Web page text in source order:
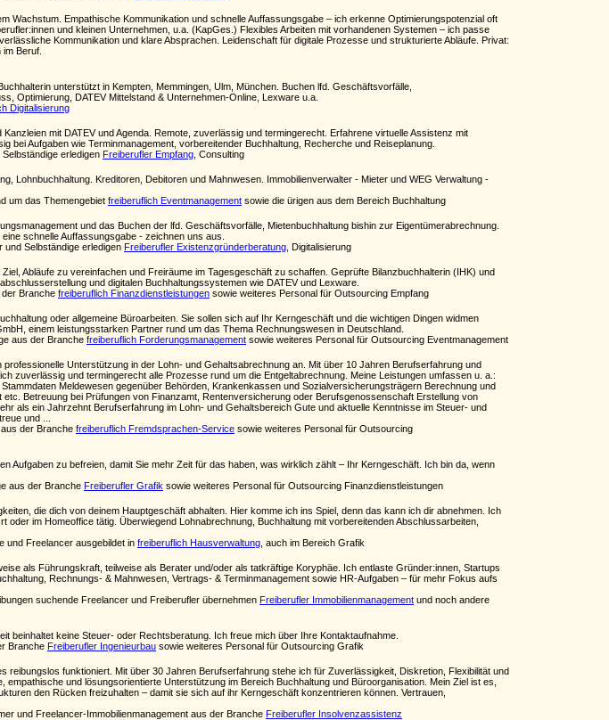
Wachstum. Empathische Kommunikation und schnelle Auffassungsgabe – ich erkenne Optimierungspotenzial oft
und kleinen Unternehmen, u.a. (KapGes.) Flexibles Arbeiten mit vorhandenen Systemen – ich passe
Kommunikation und klare Absprachen. Leidenschaft für digitale Prozesse und strukturierte Abläufe. Privat:
Beruf.
unterstützt in Kempten, Memmingen, Ulm, München. Buchen lfd. Geschäftsvorfälle,
Optimierung, DATEV Mittelstand & Unternehmen-Online, Lexware u.a.
Digitalisierung
mit DATEV und Agenda. Remote, zuverlässig und termingerecht. Erfahrene virtuelle Assistenz mit
Aufgaben wie Terminmanagement, vorbereitender Buchhaltung, Recherche und Reiseplanung.
erledigen Freiberufler Empfang , Consulting
Lohnbuchhaltung. Kreditoren, Debitoren und Mahnwesen. Immobilienverwalter - Mieter und WEG Verwaltung -
um das Themengebiet freiberuflich Eventmanagement sowie die ürigen aus dem Bereich Buchhaltung
und das Buchen der lfd. Geschäftsvorfälle, Mietenbuchhaltung bishin zur Eigentümerabrechnung.
schnelle Auffassungsgabe - zeichnen uns aus.
und Selbständige erledigen Freiberufler Existenzgründerberatung , Digitalisierung
Abläufe zu vereinfachen und Freiräume im Tagesgeschäft zu schaffen. Geprüfte Bilanzbuchhalterin (IHK) und
und digitalen Buchhaltungssystemen wie DATEV und Lexware.
Branche freiberuflich Finanzdienstleistungen sowie weiteres Personal für Outsourcing Empfang
oder allgemeine Büroarbeiten. Sie sollen sich auf Ihr Kerngeschäft und die wichtigen Dingen widmen
einem leistungsstarken Partner rund um das Thema Rechnungswesen in Deutschland.
aus der Branche freiberuflich Forderungsmanagement sowie weiteres Personal für Outsourcing Eventmanagement
Unterstützung in der Lohn- und Gehaltsabrechnung an. Mit über 10 Jahren Berufserfahrung und
zuverlässig und termingerecht alle Prozesse rund um die Entgeltabrechnung. Meine Leistungen umfassen u. a.:
Meldewesen gegenüber Behörden, Krankenkassen und Sozialversicherungsträgern Berechnung und
Betreuung bei Prüfungen von Finanzamt, Rentenversicherung oder Berufsgenossenschaft Erstellung von
als ein Jahrzehnt Berufserfahrung im Lohn- und Gehaltsbereich Gute und aktuelle Kenntnisse im Steuer- und
und ...
der Branche freiberuflich Fremdsprachen-Service sowie weiteres Personal für Outsourcing
Aufgaben zu befreien, damit Sie mehr Zeit für das haben, was wirklich zählt – Ihr Kerngeschäft. Ich bin da, wenn
aus der Branche Freiberufler Grafik sowie weiteres Personal für Outsourcing Finanzdienstleistungen
die dich von deinem Hauptgeschäft abhalten. Hier komme ich ins Spiel, denn das kann ich dir abnehmen. Ich
im Homeoffice tätig. Überwiegend Lohnabrechnung, Buchhaltung mit vorbereitenden Abschlussarbeiten,
und Freelancer ausgebildet in freiberuflich Hausverwaltung , auch im Bereich Grafik
als Führungskraft, teilweise als Berater und/oder als tatkräftige Koryphäe. Ich entlaste Gründer:innen, Startups
Rechnungs- & Mahnwesen, Vertrags- & Terminmanagement sowie HR-Aufgaben – für mehr Fokus aufs
suchende Freelancer und Freiberufler übernehmen Freiberufler Immobilienmanagement und noch andere
beinhaltet keine Steuer- oder Rechtsberatung. Ich freue mich über Ihre Kontaktaufnahme.
Branche Freiberufler Ingenieurbau sowie weiteres Personal für Outsourcing Grafik
reibungslos funktioniert. Mit über 30 Jahren Berufserfahrung stehe ich für Zuverlässigkeit, Diskretion, Flexibilität und
und lösungsorientierte Unterstützung im Bereich Buchhaltung und Büroorganisation. Mein Ziel ist es,
den Rücken freizuhalten – damit sie sich auf ihr Kerngeschäft konzentrieren können. Vertrauen,
und Freelancer-Immobilienmanagement aus der Branche Freiberufler Insolvenzassistenz